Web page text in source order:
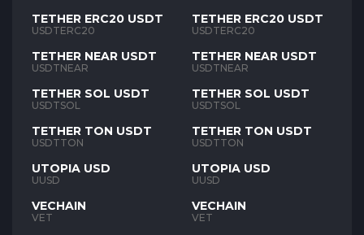
TETHER ERC20 USDT
USDTERC20
TETHER NEAR USDT
USDTNEAR
TETHER SOL USDT
USDTSOL
TETHER TON USDT
USDTTON
UTOPIA USD
UUSD
VECHAIN
VET
TETHER ERC20 USDT
USDTERC20
TETHER NEAR USDT
USDTNEAR
TETHER SOL USDT
USDTSOL
TETHER TON USDT
USDTTON
UTOPIA USD
UUSD
VECHAIN
VET